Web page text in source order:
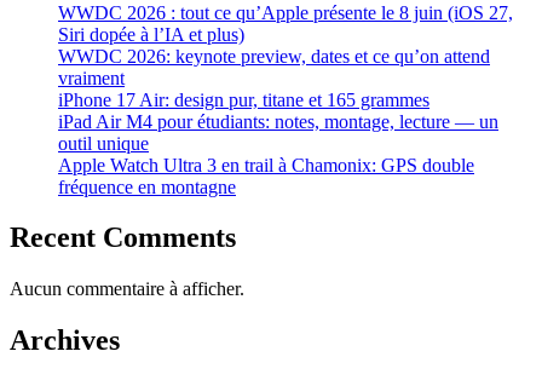
WWDC 2026 : tout ce qu’Apple présente le 8 juin (iOS 27,
Siri dopée à l’IA et plus)
WWDC 2026: keynote preview, dates et ce qu’on attend
vraiment
iPhone 17 Air: design pur, titane et 165 grammes
iPad Air M4 pour étudiants: notes, montage, lecture — un
outil unique
Apple Watch Ultra 3 en trail à Chamonix: GPS double
fréquence en montagne
Recent Comments
Aucun commentaire à afficher.
Archives